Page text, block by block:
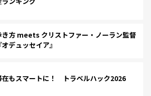
き方 meets クリストファー・ノーラン監督
デュッセイア』
在もスマートに！ トラベルハック2026